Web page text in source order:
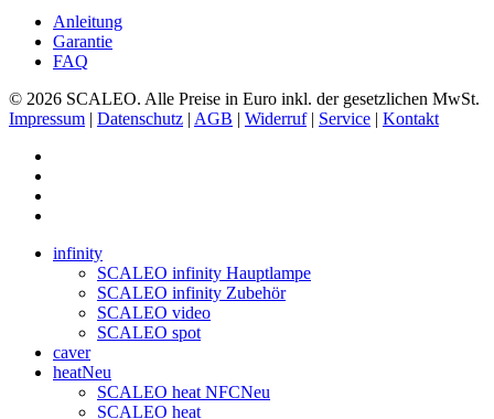
Anleitung
Garantie
FAQ
© 2026 SCALEO. Alle Preise in Euro inkl. der gesetzlichen MwSt.
Impressum | Datenschutz | AGB | Widerruf| Service | Kontakt
Close
infinity
SCALEO infinity Hauptlampe
SCALEO infinity Zubehör
SCALEO video
SCALEO spot
caver
heatNeu
SCALEO heat NFCNeu
SCALEO heat